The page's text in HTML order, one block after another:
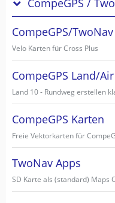
CompeGPS/
Velo Karten für Cross Plus
CompeGPS Land/Air
Land 10 - Rundweg erstellen
CompeGPS Karten
Freie Vektorkarten für
TwoNav Apps